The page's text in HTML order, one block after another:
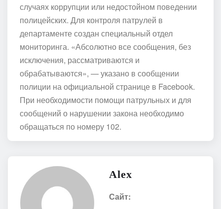
случаях коррупции или недостойном поведении
полицейских. Для контроля патрулей в
департаменте создан специальный отдел
мониторинга. «Абсолютно все сообщения, без
исключения, рассматриваются и
обрабатываются», — указано в сообщении
полиции на официальной странице в Facebook.
При необходимости помощи патрульных и для
сообщений о нарушении закона необходимо
обращаться по номеру 102.
Alex
Сайт: